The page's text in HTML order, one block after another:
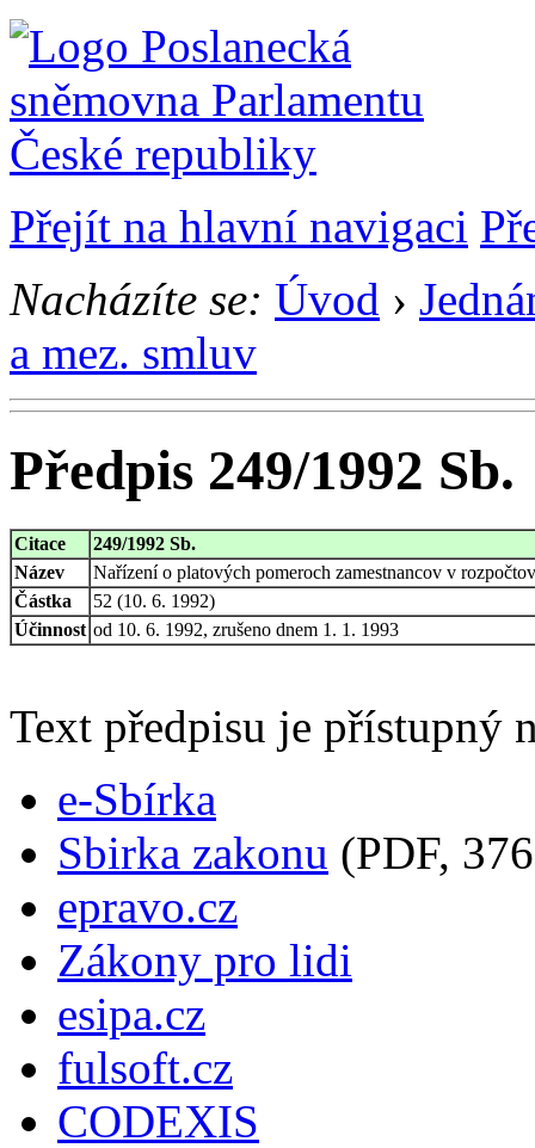
Přejít na hlavní navigaci
Nacházíte se: Úvod ›
a mez. smluv
Předpis 249/1992 Sb.
Citace
249/1992 Sb.
Název
Nařízení o platových pomeroch zamestnancov v
Částka
52 (10. 6. 1992)
Účinnost od 10. 6. 1992, zrušeno dnem 1. 1. 1993
Text předpisu je přístupný
e-Sbírka
Sbirka zakonu (PDF,
epravo.cz
Zákony pro lidi
esipa.cz
fulsoft.cz
CODEXIS